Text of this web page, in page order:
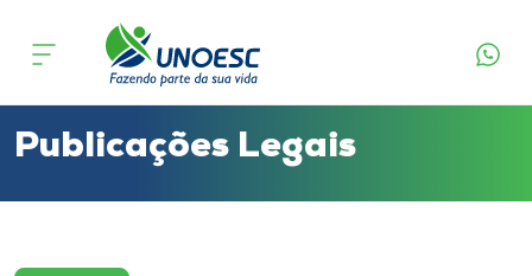
Cursos
Atendimento ao Estudante
Publicações Legais